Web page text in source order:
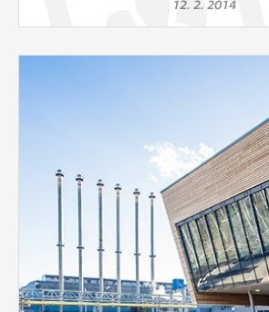
12. 2. 2014